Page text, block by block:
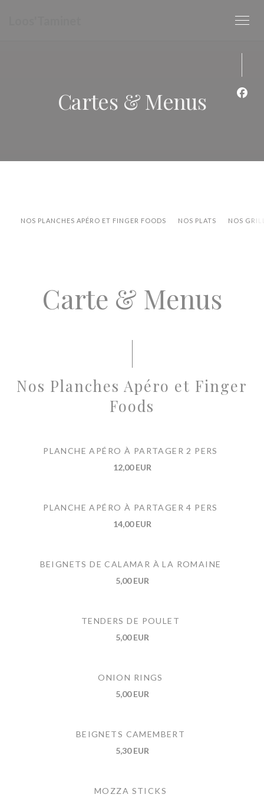
Cartes & Menus
NOS PLANCHES APÉRO ET FINGER FOODS NOS PLATS NOS
Carte & Menus
Nos Planches Apéro et Finger
Foods
PLANCHE APÉRO À PARTAGER 2 PERS
12,00 EUR
PLANCHE APÉRO À PARTAGER 4 PERS
14,00 EUR
BEIGNETS DE CALAMAR À LA ROMAINE
5,00 EUR
TENDERS DE POULET
5,00 EUR
ONION RINGS
5,00 EUR
BEIGNETS CAMEMBERT
5,30 EUR
MOZZA STICKS